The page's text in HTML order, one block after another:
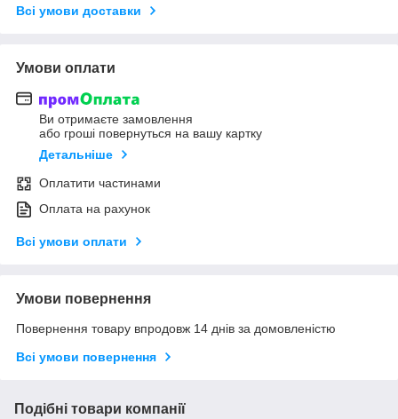
Всі умови доставки
Умови оплати
Ви отримаєте замовлення
або гроші повернуться на вашу картку
Детальніше
Оплатити частинами
Оплата на рахунок
Всі умови оплати
Умови повернення
Повернення товару впродовж 14 днів за домовленістю
Всі умови повернення
Подібні товари компанії